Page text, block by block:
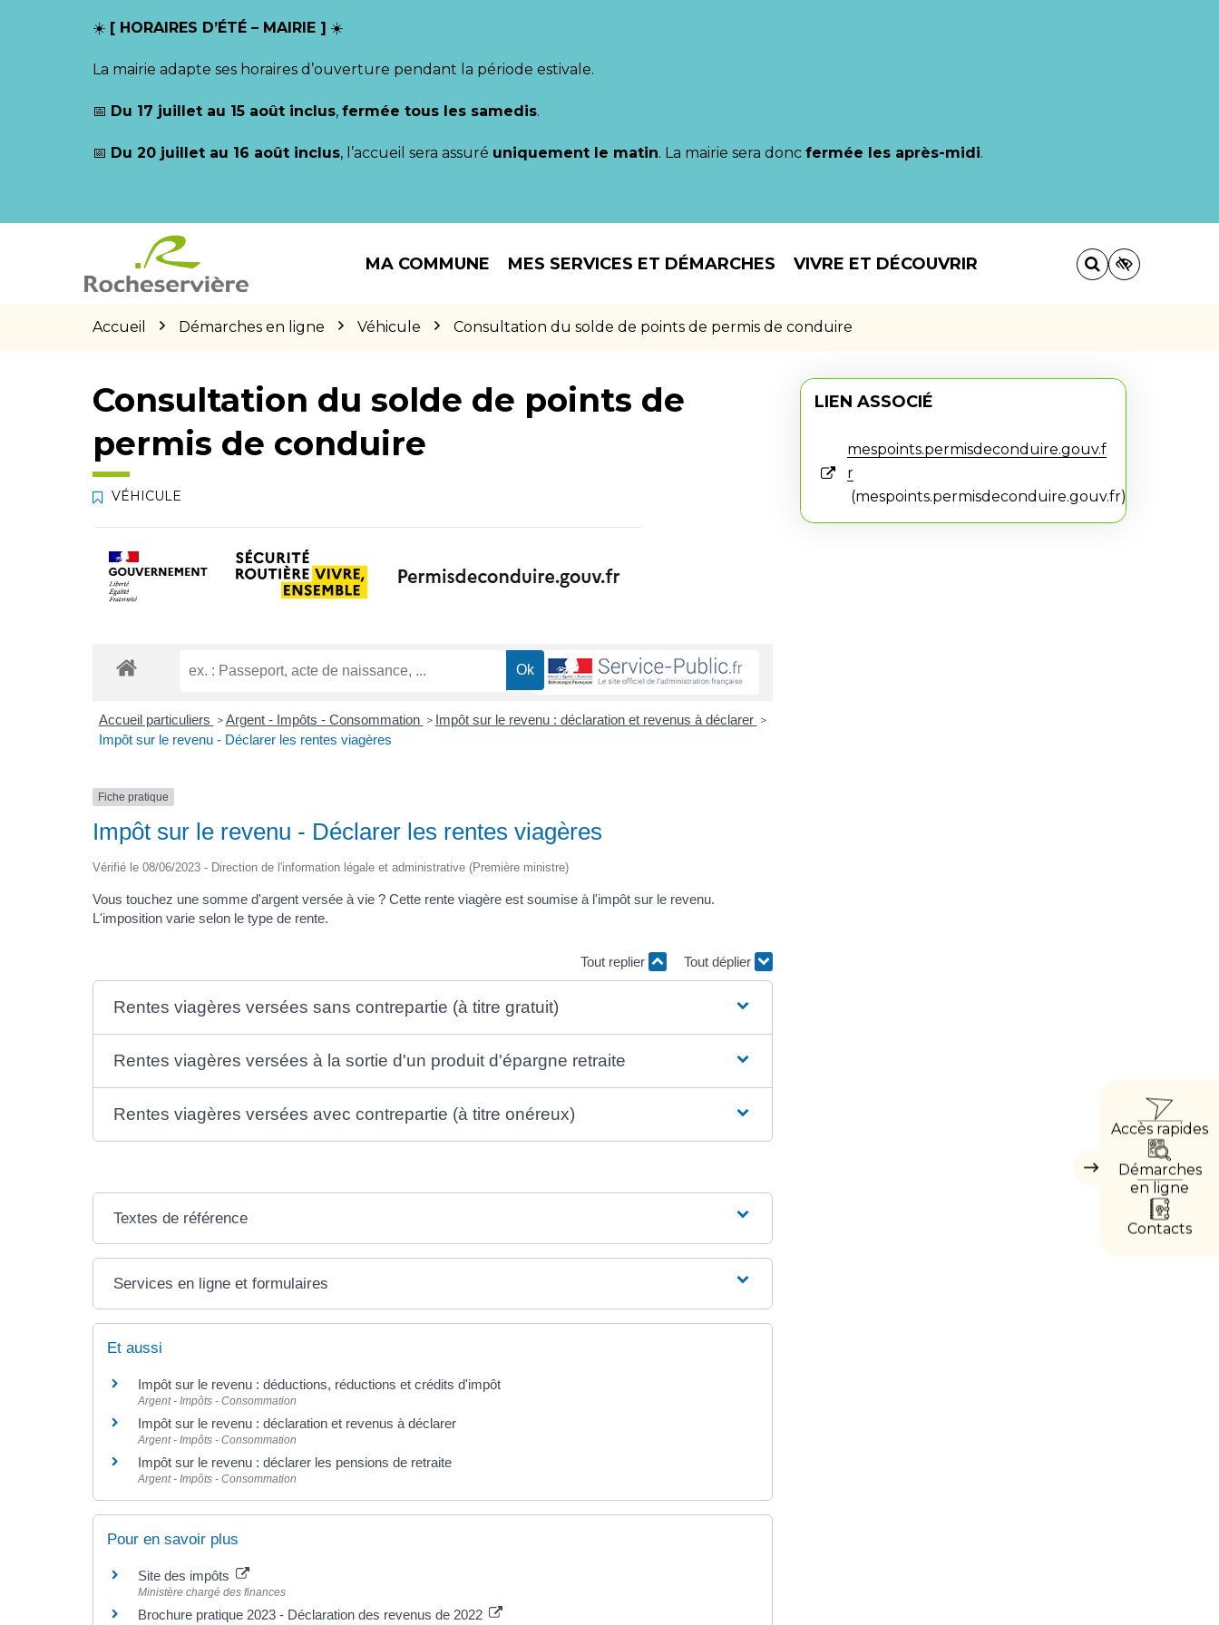
☀️ [ HORAIRES D’ÉTÉ – MAIRIE ] ☀️
La mairie adapte ses horaires d’ouverture pendant la période estivale.
📅 Du 17 juillet au 15 août inclus, fermée tous les samedis.
📅 Du 20 juillet au 16 août inclus, l’accueil sera assuré uniquement le matin. La mairie sera donc fermée les après-midi.
MA COMMUNE MES SERVICES ET DÉMARCHES VIVRE ET DÉCOUVRIR
Accueil Démarches en ligne Véhicule Consultation du solde de points de permis de conduire
Masquer
Accès rapides
Démarches
en ligne
Contacts
Consultation du solde de points de
permis de conduire
VÉHICULE
Accueil particuliers > Argent - Impôts - Consommation > Impôt sur le revenu : déclaration et revenus à déclarer >
Impôt sur le revenu - Déclarer les rentes viagères
Fiche pratique
Impôt sur le revenu - Déclarer les rentes viagères
Vérifié le 08/06/2023 - Direction de l'information légale et administrative (Première ministre)
Vous touchez une somme d'argent versée à vie ? Cette rente viagère est soumise à l'impôt sur le revenu.
L'imposition varie selon le type de rente.
Tout replier Tout déplier
Rentes viagères versées sans contrepartie (à titre gratuit)
Rentes viagères versées à la sortie d'un produit d'épargne retraite
Rentes viagères versées avec contrepartie (à titre onéreux)
Textes de référence
Services en ligne et formulaires
Et aussi
Impôt sur le revenu : déductions, réductions et crédits d'impôt
Argent - Impôts - Consommation
Impôt sur le revenu : déclaration et revenus à déclarer
Argent - Impôts - Consommation
Impôt sur le revenu : déclarer les pensions de retraite
Argent - Impôts - Consommation
Pour en savoir plus
Site des impôts
Ministère chargé des finances
Brochure pratique 2023 - Déclaration des revenus de 2022
LIEN ASSOCIÉ
mespoints.permisdeconduire.gouv.f
r
mespoints.permisdeconduire.gouv.fr